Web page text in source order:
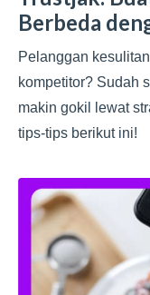
Berbeda
Pelanggan
kompetitor? Sudah
makin gokil lewat
tips-tips berikut ini!